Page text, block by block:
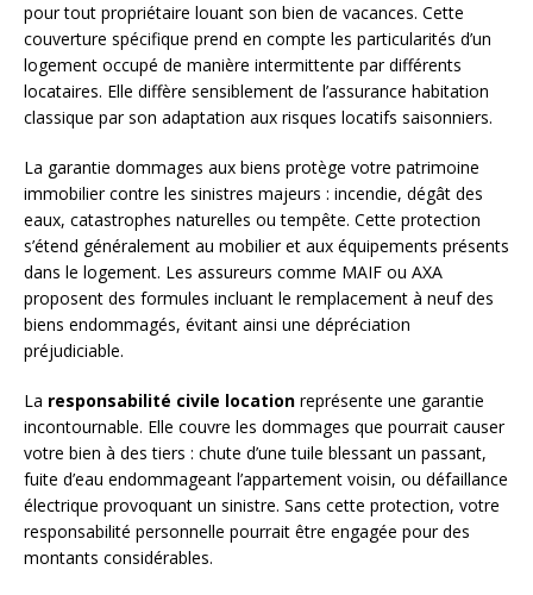
pour tout propriétaire louant son bien de vacances. Cette
couverture spécifique prend en compte les particularités d’un
logement occupé de manière intermittente par différents
locataires. Elle diffère sensiblement de l’assurance habitation
classique par son adaptation aux risques locatifs saisonniers.
La garantie dommages aux biens protège votre patrimoine
immobilier contre les sinistres majeurs : incendie, dégât des
eaux, catastrophes naturelles ou tempête. Cette protection
s’étend généralement au mobilier et aux équipements présents
dans le logement. Les assureurs comme MAIF ou AXA
proposent des formules incluant le remplacement à neuf des
biens endommagés, évitant ainsi une dépréciation
préjudiciable.
La responsabilité civile location représente une garantie
incontournable. Elle couvre les dommages que pourrait causer
votre bien à des tiers : chute d’une tuile blessant un passant,
fuite d’eau endommageant l’appartement voisin, ou défaillance
électrique provoquant un sinistre. Sans cette protection, votre
responsabilité personnelle pourrait être engagée pour des
montants considérables.